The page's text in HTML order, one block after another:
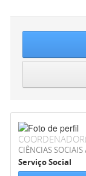
CIÊNCIAS SOCIAIS
Serviço Social